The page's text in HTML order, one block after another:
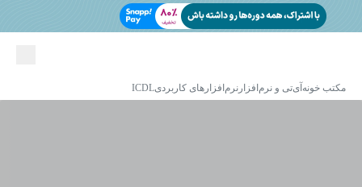
مکتب خونه آی‌تی و نرم‌افزار نرم‌افزارهای کاربردیICDL